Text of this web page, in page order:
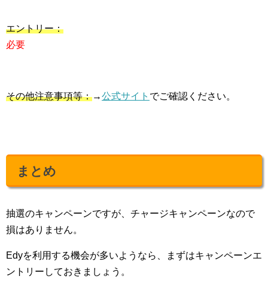
エントリー：
必要
その他注意事項等：→公式サイト でご確認ください。
まとめ
抽選のキャンペーンですが、チャージキャンペーンなので
損はありません。
Edyを利用する機会が多いようなら、まずはキャンペーンエ
ントリーしておきましょう。